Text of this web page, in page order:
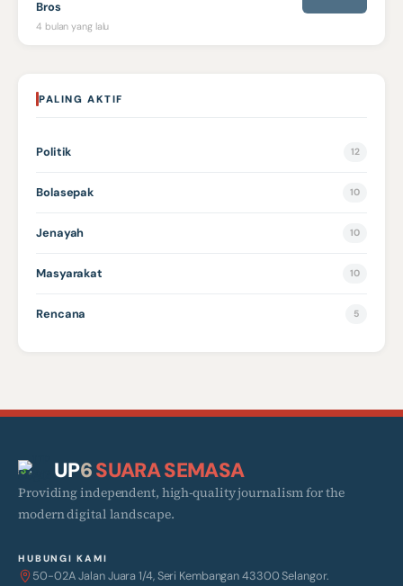
Bros
4 bulan yang lalu
PALING AKTIF
Politik 12
Bolasepak 10
Jenayah 10
Masyarakat 10
Rencana 5
UP6SUARA SEMASA
Providing independent, high-quality journalism for the
modern digital landscape.
HUBUNGI KAMI
50-02A Jalan Juara 1/4, Seri Kembangan 43300 Selangor.